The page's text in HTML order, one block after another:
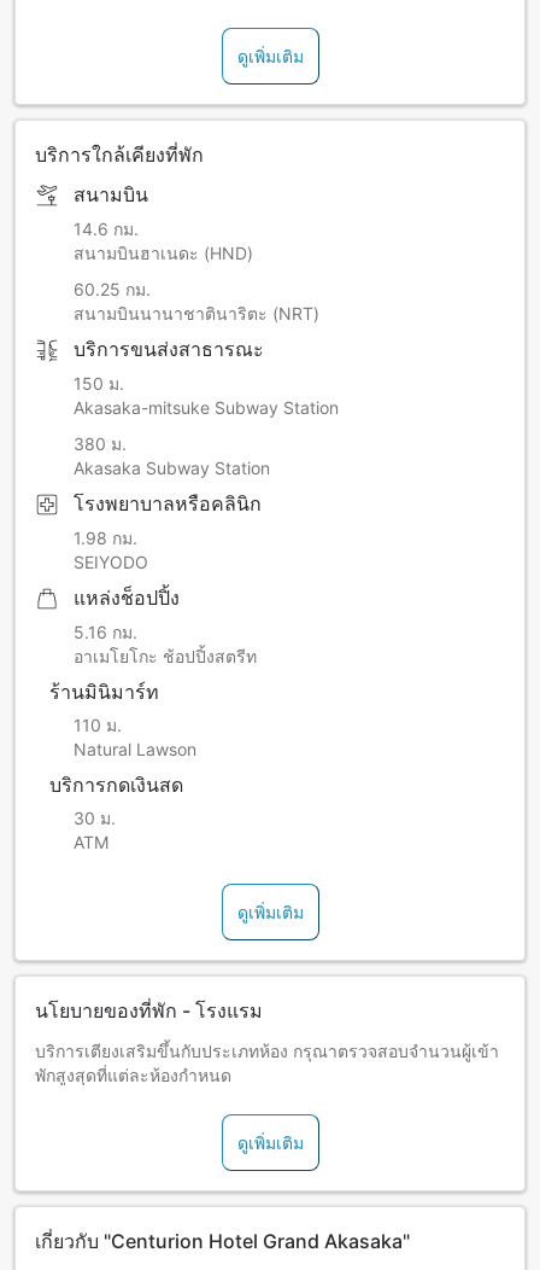
ดูเพิ่มเติม
บริการใกล้เคียงที่พัก
สนามบิน
14.6 กม.
สนามบินฮาเนดะ (HND)
60.25 กม.
สนามบินนานาชาตินาริตะ (NRT)
บริการขนส่งสาธารณะ
150 ม.
Akasaka-mitsuke Subway Station
380 ม.
Akasaka Subway Station
โรงพยาบาลหรือคลินิก
1.98 กม.
SEIYODO
แหล่งช็อปปิ้ง
5.16 กม.
อาเมโยโกะ ช้อปปิ้งสตรีท
ร้านมินิมาร์ท
110 ม.
Natural Lawson
บริการกดเงินสด
30 ม.
ATM
ดูเพิ่มเติม
นโยบายของที่พัก - โรงแรม
บริการเตียงเสริมขึ้นกับประเภทห้อง กรุณาตรวจสอบจำนวนผู้เข้า
พักสูงสุดที่แต่ละห้องกำหนด
ดูเพิ่มเติม
เกี่ยวกับ "Centurion Hotel Grand Akasaka"